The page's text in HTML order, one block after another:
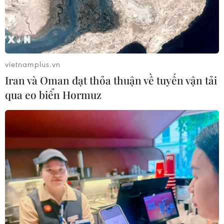
Israel phát triển xét nghiệm máu đơn
giản giúp phát hiện sớm ung thư
phổi
05/08/2026 03:42
Italy có thể tham gia cơ chế xác minh
giải giáp Hezbollah tại Nam Liban
Iran-Oman đàm phán thiết lập tuyến
hàng hải mới qua eo biển Hormuz
04/08/2026 22:42
vietnamplus.vn
Iran và Oman đạt thỏa thuận về tuyến vận tải
qua eo biển Hormuz